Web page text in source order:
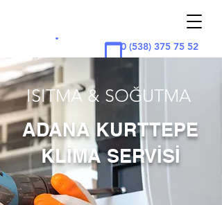
0 (538) 375 75 52
.
ISITMA & SOĞUTMA
ADANA KURTTEPE
KLİMA SERVİSİ